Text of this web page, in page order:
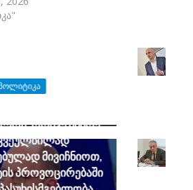
ორივე მხარე
მივიჩნიოთ,
პროვოცირებაში